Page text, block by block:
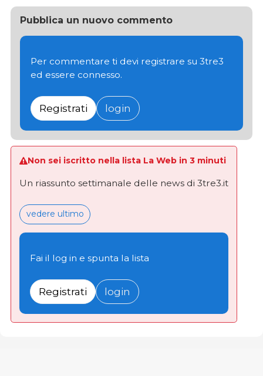
Pubblica un nuovo commento
Per commentare ti devi registrare su 3tre3
ed essere connesso.
Registrati login
Non sei iscritto nella lista La Web in 3 minuti
Un riassunto settimanale delle news di 3tre3.it
vedere ultimo
Fai il log in e spunta la lista
Registrati login